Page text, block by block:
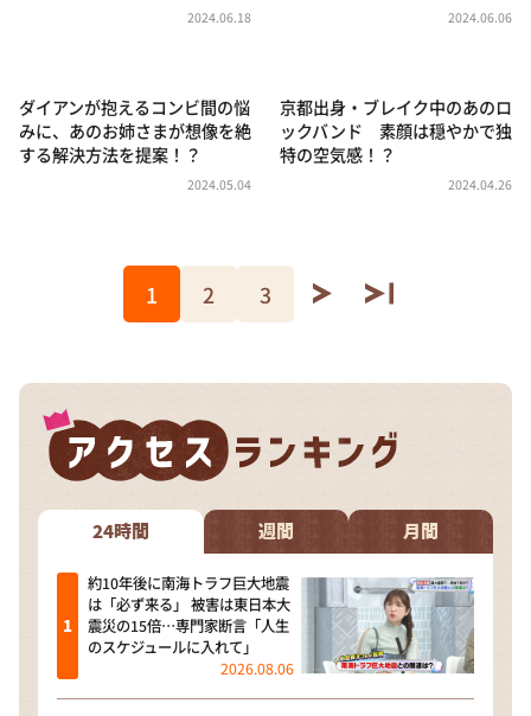
2024.06.18 2024.06.06
ダイアンが抱えるコンビ間の悩
みに、あのお姉さまが想像を絶
する解決方法を提案！？
2024.05.04
京都出身・ブレイク中のあのロ
ックバンド 素顔は穏やかで独
特の空気感！？
2024.04.26
1 2 3
24時間 週間 月間
約10年後に南海トラフ巨大地震
は「必ず来る」 被害は東日本大
震災の15倍…専門家断言「人生
のスケジュールに入れて」
2026.08.06